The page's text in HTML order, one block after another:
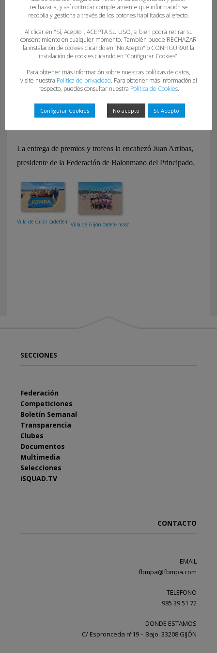
femenino) y Deportivo Carbayón (benjamín).
los últimos y da paso a numerosas competiciones
nacionales. La nueva cita será la XIII edición del Torneo
Playa de San Lorenzo, que reúne a los mejores equipos de
la disciplina de la zona norte, que cuentan con un gran
citado arenal gijonés el sábado y domingo de la próxima
La entrega de premios y trofeos la encabezó Juan Arribas,
presidente de la Federación de Balonmano del Principado.
Villa de Gijón cadetfem Villa de Gijón cadete masc
SECCIONES
Federación
Competiciones
Boletín Semanal
Transparencia
Clubes
Documentos
Multimedia
Selecciones
iSQUAD.TV
CONTACTO
EMAIL
fbmpa@fbmpa.com
TELEFONO
985 39 51 72
DONDE ESTAMOS
C/ Espronceda nº19 – Bajo. 33208 GIJÓN
rechazarla, y así controlar completamente qué información se
recopila y gestiona a través de los botones habilitados al efecto.
Al clicar en "Sí, Acepto", ACEPTA SU USO, si bien podrá retirar su
consentimiento en cualquier momento. También puede RECHAZAR
la instalación de cookies clicando en “No Acepto" o CONFIGURAR la
instalación de cookies clicando en “Configurar Cookies”.
Para obtener más información sobre nuestras políticas de datos,
visite nuestra Política de privacidad. Para obtener más información al
respecto, puedes consultar nuestra Política de Cookies.
Configurar Cookies No acepto Sí, Acepto